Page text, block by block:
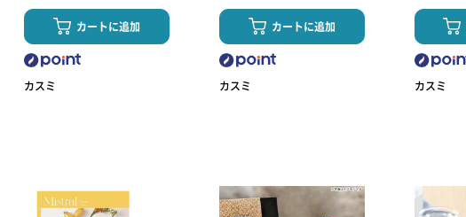
カートに追加
カスミ
カートに追加
カスミ カスミ